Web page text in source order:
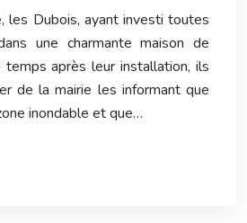
les Dubois, ayant investi toutes
une charmante maison de
temps après leur installation, ils
de la mairie les informant que
inondable et que…